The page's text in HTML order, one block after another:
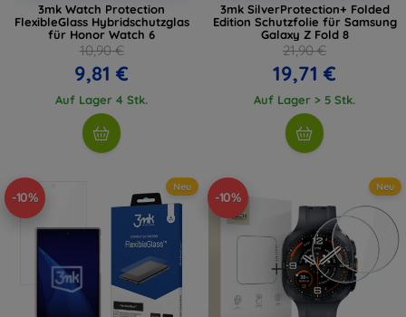
3mk Watch Protection
FlexibleGlass Hybridschutzglas
für Honor Watch 6
10,90 €
9,81 €
Auf Lager 4 Stk.
3mk SilverProtection+ Folded
Edition Schutzfolie für Samsung
Galaxy Z Fold 8
21,90 €
19,71 €
Auf Lager > 5 Stk.
-10%
Neu
-10%
Neu